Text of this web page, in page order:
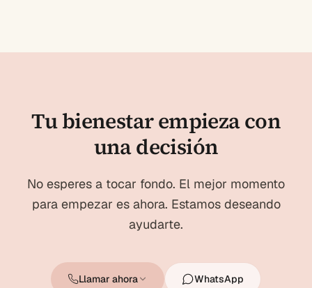
Tu bienestar empieza con
una decisión
No esperes a tocar fondo. El mejor momento
para empezar es ahora. Estamos deseando
ayudarte.
Llamar ahora WhatsApp